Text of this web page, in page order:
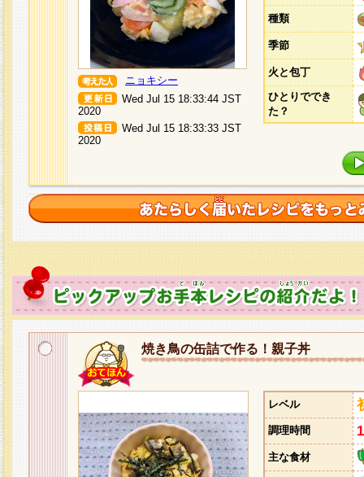
ニョキシー
Wed Jul 15 18:33:44 JST
2020
Wed Jul 15 18:33:33 JST
2020
種類
季節
火と包丁
ひとりででき
た？
焼き鳥の缶詰で作る！親子丼
レベル
調理時間
主な食材